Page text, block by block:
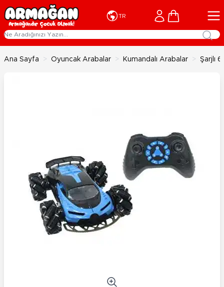
İçeriğe geç
TR Cart
Ana Sayfa > Oyuncak Arabalar > Kumandalı Arabalar > Şarjlı